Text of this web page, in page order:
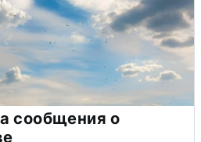
сообщения о